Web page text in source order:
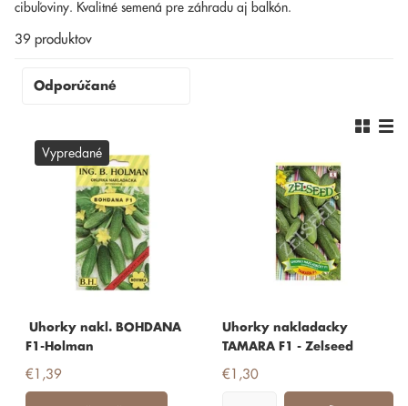
cibuľoviny. Kvalitné semená pre záhradu aj balkón.
39 produktov
Vypredané
Uhorky nakl. BOHDANA
F1-Holman
€1,39
Uhorky nakladacky
TAMARA F1 - Zelseed
€1,30